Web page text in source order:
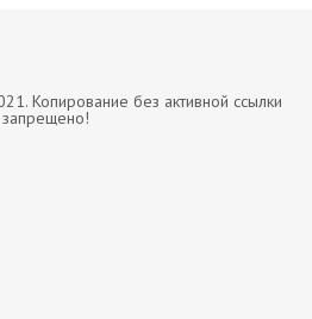
Копирование без активной ссылки
запрещено!